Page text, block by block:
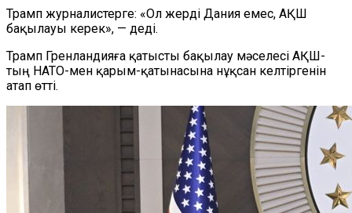
Трамп журналистерге: «Ол жерді Дания емес, АҚШ
бақылауы керек», — деді.
Трамп Гренландияға қатысты бақылау мәселесі АҚШ-
тың НАТО-мен қарым-қатынасына нұқсан келтіргенін
атап өтті.